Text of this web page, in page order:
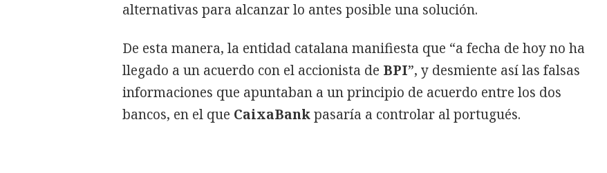
alternativas para alcanzar lo antes posible una solución.
De esta manera, la entidad catalana manifiesta que “a fecha de hoy no ha
llegado a un acuerdo con el accionista de BPI”, y desmiente así las falsas
informaciones que apuntaban a un principio de acuerdo entre los dos
bancos, en el que CaixaBankpasaría a controlar al portugués.